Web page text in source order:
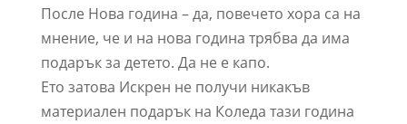
После Нова година – да, повечето хора са на
мнение, че и на нова година трябва да има
подарък за детето. Да не е капо.
Ето затова Искрен не получи никакъв
материален подарък на Коледа тази година